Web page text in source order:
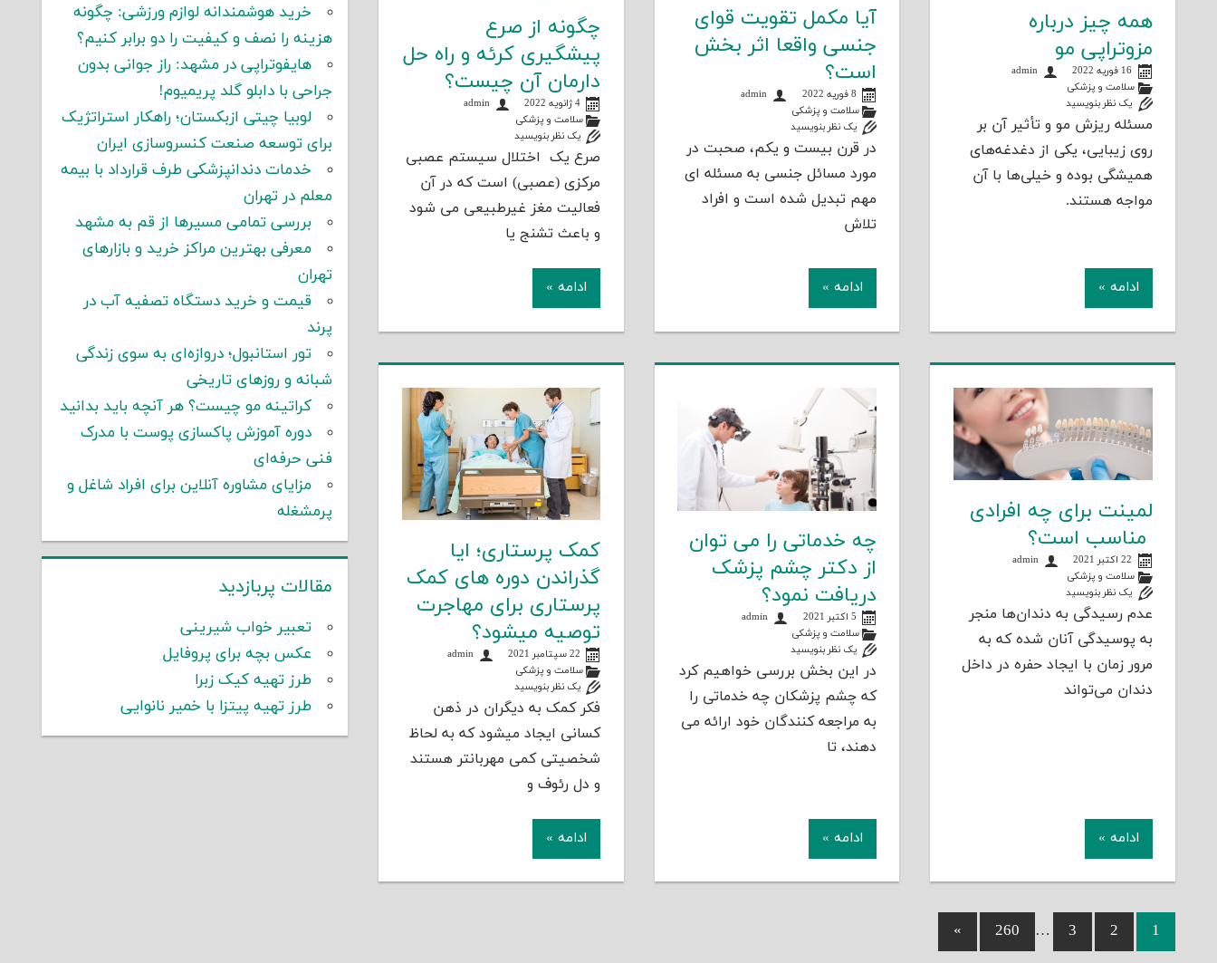
همه چیز درباره
مزوتراپی مو
16 فوریه 2022
admin
سلامت و پزشکی
یک نظر بنویسید
مسئله ریزش مو و تأثیر آن بر
روی زیبایی، یکی از دغدغه‌های
همیشگی بوده و خیلی‌ها با آن
مواجه هستند.
ادامه »
آیا مکمل تقویت قوای
جنسی واقعا اثر بخش
است؟
8 فوریه 2022
admin
سلامت و پزشکی
یک نظر بنویسید
در قرن بیست و یکم، صحبت در
مورد مسائل جنسی به مسئله ای
مهم تبدیل شده است و افراد
تلاش
ادامه »
چگونه از صرع
پیشگیری کرئه و راه حل
دارمان آن چیست؟
4 ژانویه 2022
admin
سلامت و پزشکی
یک نظر بنویسید
صرع یک اختلال سیستم عصبی
مرکزی (عصبی) است که در آن
فعالیت مغز غیرطبیعی می شود
و باعث تشنج یا
ادامه »
لمینت برای چه افرادی
مناسب است؟
22 اکتبر 2021
admin
سلامت و پزشکی
یک نظر بنویسید
عدم رسیدگی به دندان‌ها منجر
به پوسیدگی آنان شده که به
مرور زمان با ایجاد حفره در داخل
دندان می‌تواند
ادامه »
چه خدماتی را می توان
از دکتر چشم پزشک
دریافت نمود؟
5 اکتبر 2021
admin
سلامت و پزشکی
یک نظر بنویسید
در این بخش بررسی خواهیم کرد
که چشم پزشکان چه خدماتی را
به مراجعه کنندگان خود ارائه می
دهند، تا
ادامه »
کمک پرستاری؛ ایا
گذراندن دوره های کمک
پرستاری برای مهاجرت
توصیه میشود؟
22 سپتامبر 2021
admin
سلامت و پزشکی
یک نظر بنویسید
فکر کمک به دیگران در ذهن
کسانی ایجاد میشود که به لحاظ
شخصیتی کمی مهربانتر هستند
و دل رئوف و
ادامه »
راهبری
1
2
3
…
260
Next
Posts
»
خرید هوشمندانه لوازم ورزشی: چگونه
هزینه را نصف و کیفیت را دو برابر کنیم؟
هایفوتراپی در مشهد: راز جوانی بدون
جراحی با دابلو گلد پریمیوم!
لوبیا چیتی ازبکستان؛ راهکار استراتژیک
برای توسعه صنعت کنسروسازی ایران
خدمات دندانپزشکی طرف قرارداد با بیمه
معلم در تهران
بررسی تمامی مسیرها از قم به مشهد
معرفی بهترین مراکز خرید و بازارهای
تهران
قیمت و خرید دستگاه تصفیه آب در
پرند
تور استانبول؛ دروازه‌ای به سوی زندگی
شبانه و روزهای تاریخی
کراتینه مو چیست؟ هر آنچه باید بدانید
دوره آموزش پاکسازی پوست با مدرک
فنی حرفه‌ای
مزایای مشاوره آنلاین برای افراد شاغل و
پرمشغله
مقالات پربازدید
تعبیر خواب شیرینی
عکس بچه برای پروفایل
طرز تهیه کیک زبرا
طرز تهیه پیتزا با خمیر نانوایی